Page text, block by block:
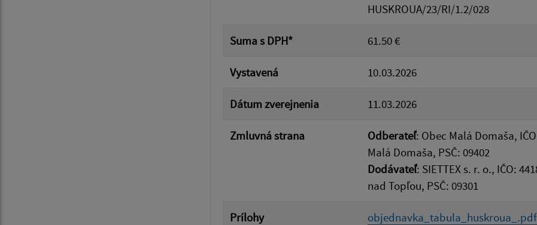
HUSKROUA/23/RI/1.2/028
Suma s DPH* 61.50 €
Vystavená 10.03.2026
Dátum zverejnenia 11.03.2026
Zmluvná strana Odberateľ: Obec Malá Domaša,
Malá Domaša, PSČ: 09402
Dodávateľ: SIETTEX s. r. o., IČO:
nad Topľou, PSČ: 09301
Prílohy objednavka_tabula_huskroua_.pdf